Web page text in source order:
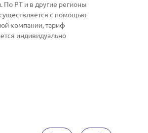
По РТ и в другие регионы
с помощью
компании, тариф
индивидуально